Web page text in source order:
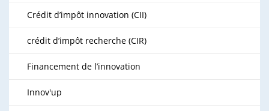
Crédit d’impôt innovation (CII)
crédit d’impôt recherche (CIR)
Financement de l’innovation
Innov'up